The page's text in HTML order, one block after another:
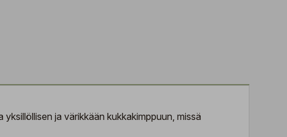
ja värikkään kukkakimppuun, missä